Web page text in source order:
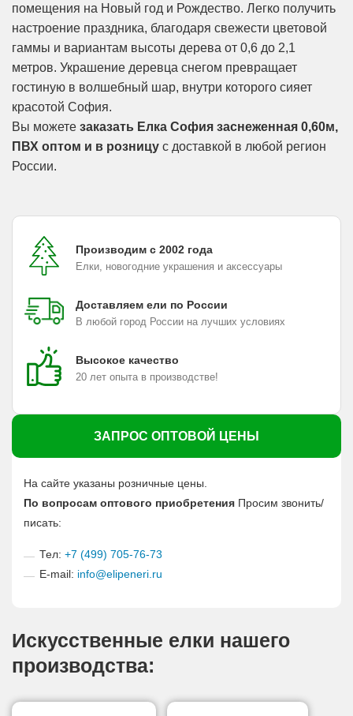
помещения на Новый год и Рождество. Легко получить
настроение праздника, благодаря свежести цветовой
гаммы и вариантам высоты дерева от 0,6 до 2,1
метров. Украшение деревца снегом превращает
гостиную в волшебный шар, внутри которого сияет
красотой София.
Вы можете заказать Елка София заснеженная 0,60м,
ПВХ оптом и в розницу с доставкой в любой регион
России.
Производим с 2002 года
Елки, новогодние украшения и аксессуары
Доставляем ели по России
В любой город России на лучших условиях
Высокое качество
20 лет опыта в производстве!
ЗАПРОС ОПТОВОЙ ЦЕНЫ
На сайте указаны розничные цены.
По вопросам оптового приобретения Просим звонить/
писать:
Тел: +7 (499) 705-76-73
E-mail: info@elipeneri.ru
Искусственные елки нашего
производства: